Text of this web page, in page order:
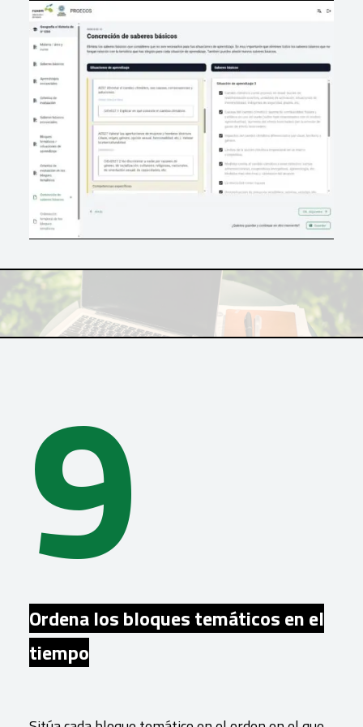
9
Ordena los bloques temáticos en el
tiempo